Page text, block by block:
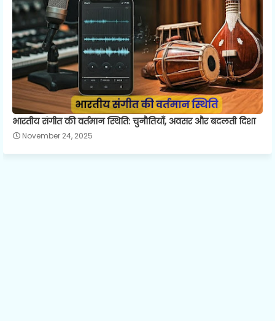
भारतीय संगीत की वर्तमान स्थिति: चुनौतियाँ, अवसर और बदलती दिशा
November 24, 2025